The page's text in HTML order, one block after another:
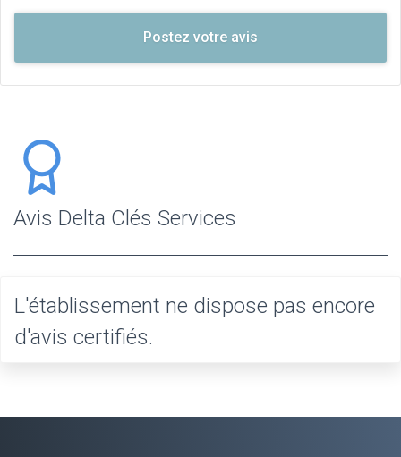
Avis Delta Clés Services
L'établissement ne dispose pas encore
d'avis certifiés.